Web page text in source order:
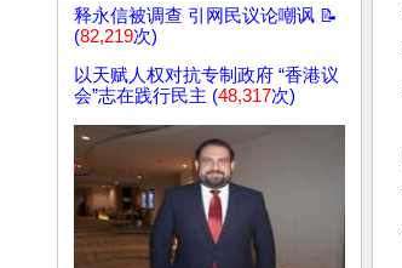
释永信被调查 引网民议论嘲讽 📝
(82,219次)
以天赋人权对抗专制政府 “香港议
会”志在践行民主 (48,317次)